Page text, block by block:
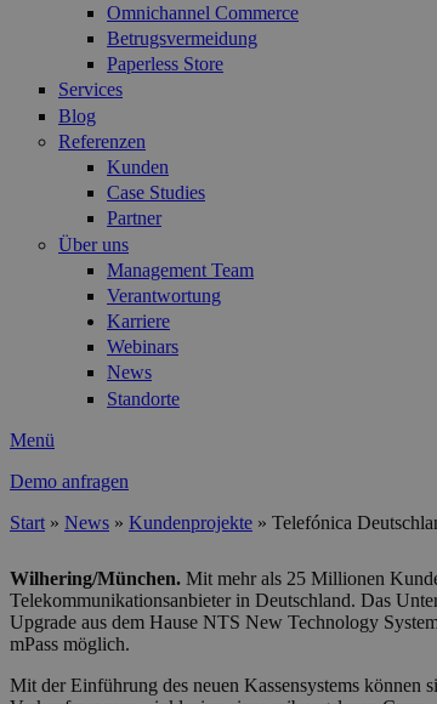
Omnichannel Commerce
Betrugsvermeidung
Paperless Store
Services
Blog
Referenzen
Kunden
Case Studies
Partner
Über uns
Management Team
Verantwortung
Karriere
Webinars
News
Standorte
Menü
Demo anfragen
Start » News » Kundenprojekte » Telefónica
Wilhering/München. Mit mehr als 25 Millionen
Telekommunikationsanbieter in Deutschland. Das
Upgrade aus dem Hause NTS New Technology
mPass möglich.
Mit der Einführung des neuen Kassensystems